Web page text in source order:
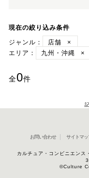
現在の絞り込み条件
ジャンル：
店舗
×
エリア：
九州・沖縄 ×
全0件
お問い合わせ サイトマッ
カルチュア・コンビニエン
©Culture